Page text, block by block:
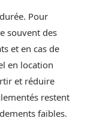
Pour
souvent des
et en cas de
en location
et réduire
restent
faibles.